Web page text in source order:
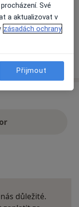
na pojišťovnu
důležité.
Své
a aktualizovat v
zásadách ochrany
Přijmout